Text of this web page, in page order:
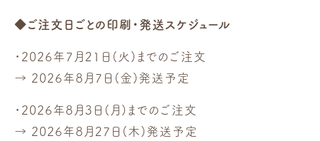
◆ご注文日ごとの印刷・発送スケジュール
・2026年7月21日(火)までのご注文
→ 2026年8月7日(金)発送予定
・2026年8月3日(月)までのご注文
→ 2026年8月27日(木)発送予定